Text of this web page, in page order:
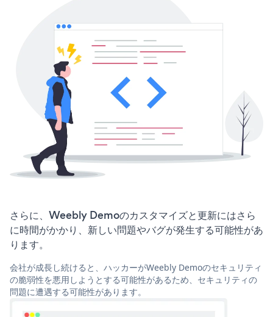
さらに、Weebly Demoのカスタマイズと更新にはさら
に時間がかかり、新しい問題やバグが発生する可能性があ
ります。
会社が成長し続けると、ハッカーがWeebly Demoのセキュリティ
の脆弱性を悪用しようとする可能性があるため、セキュリティの
問題に遭遇する可能性があります。